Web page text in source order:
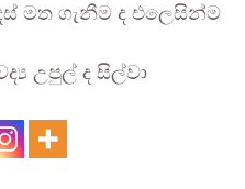
මත ගැනීම ද එලෙසින්ම
උපුල් ද සිල්වා